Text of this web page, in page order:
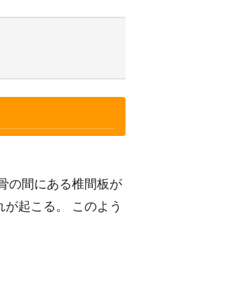
の間にある椎間板が
起こる。 このよう